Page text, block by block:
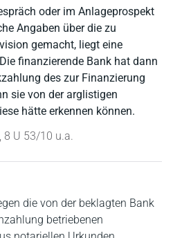
oder im Anlageprospekt
Angaben über die zu
gemacht, liegt eine
finanzierende Bank hat dann
des zur Finanzierung
sie von der arglistigen
hätte erkennen können.
8 U 53/10 u.a.
die von der beklagten Bank
betriebenen